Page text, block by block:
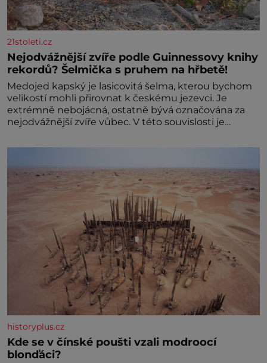
21stoleti.cz
Nejodvážnější zvíře podle Guinnessovy knihy
rekordů? Šelmička s pruhem na hřbetě!
Medojed kapský je lasicovitá šelma, kterou bychom
velikostí mohli přirovnat k českému jezevci. Je
extrémně nebojácná, ostatně bývá označována za
nejodvážnější zvíře vůbec. V této souvislosti je
historyplus.cz
Kde se v čínské poušti vzali modroocí
blonďáci?